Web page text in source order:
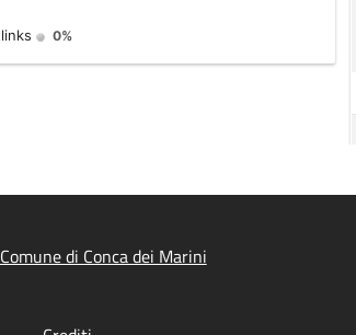
Comune di Conca dei Marini